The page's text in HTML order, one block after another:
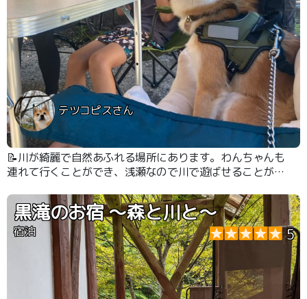
テツコピスさん
📝川が綺麗で自然あふれる場所にあります。わんちゃんも
連れて行くことができ、浅瀬なので川で遊ばせることがで
黒滝のお宿 〜森と川と〜
宿泊 5